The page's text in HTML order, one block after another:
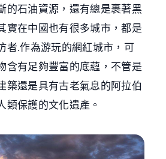
的石油資源，還有總是裹著黑
實在中國也有很多城市，都是
者.作為游玩的網紅城市，可
含有足夠豐富的底蘊，不管是
築還是具有古老氣息的阿拉伯
類保護的文化遺產。